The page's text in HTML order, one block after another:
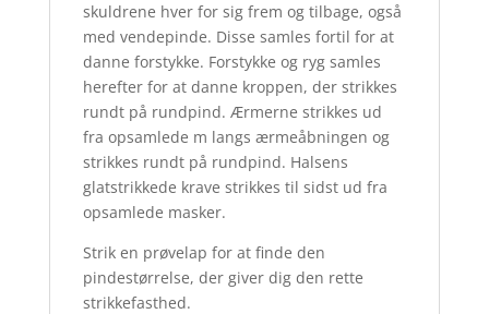
skuldrene hver for sig frem og tilbage, også
med vendepinde. Disse samles fortil for at
danne forstykke. Forstykke og ryg samles
herefter for at danne kroppen, der strikkes
rundt på rundpind. Ærmerne strikkes ud
fra opsamlede m langs ærmeåbningen og
strikkes rundt på rundpind. Halsens
glatstrikkede krave strikkes til sidst ud fra
opsamlede masker.
Strik en prøvelap for at finde den
pindestørrelse, der giver dig den rette
strikkefasthed.